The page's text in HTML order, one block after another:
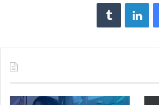
لينكدإن
‏Tumblr